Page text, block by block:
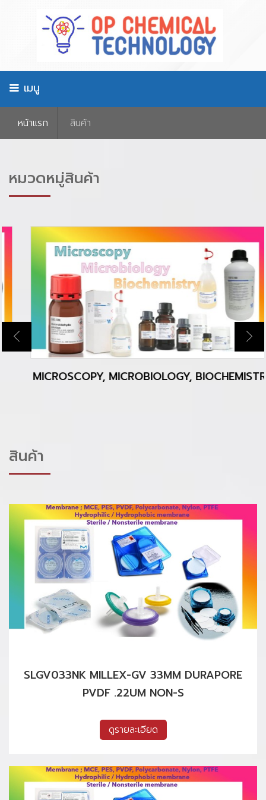
เมนู
หน้าเเรก สินค้า
หมวดหมู่สินค้า
MICROSCOPY, MICROBIOLOGY, BIOCHEMISTRY
สินค้า
SLGV033NK MILLEX-GV 33MM DURAPORE
PVDF .22UM NON-S
ดูรายละเอียด